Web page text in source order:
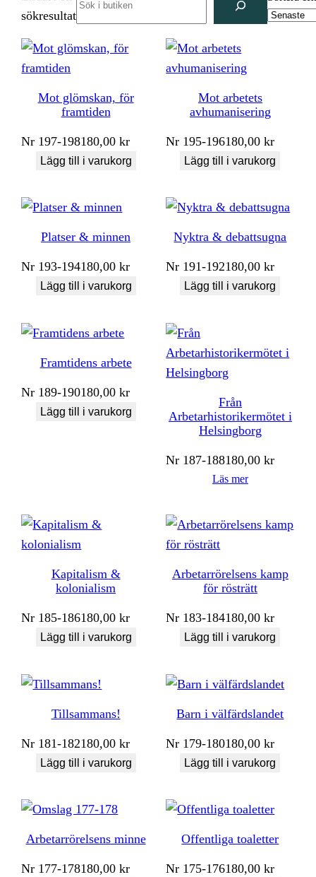
sökresultat
Mot glömskan, för
framtiden
Nr 197-198180,00kr
Lägg till i varukorg
Mot arbetets
avhumanisering
Nr 195-196180,00kr
Lägg till i varukorg
Platser & minnen
Nr 193-194180,00kr
Lägg till i varukorg
Nyktra & debattsugna
Nr 191-192180,00kr
Lägg till i varukorg
Framtidens arbete
Nr 189-190180,00kr
Lägg till i varukorg
Från
Arbetarhistorikermötet i
Helsingborg
Nr 187-188180,00kr
Läs mer
Kapitalism &
kolonialism
Nr 185-186180,00kr
Lägg till i varukorg
Arbetarrörelsens kamp
för rösträtt
Nr 183-184180,00kr
Lägg till i varukorg
Tillsammans!
Nr 181-182180,00kr
Lägg till i varukorg
Barn i välfärdslandet
Nr 179-180180,00kr
Lägg till i varukorg
Arbetarrörelsens minne
Nr 177-178180,00kr
Offentliga toaletter
Nr 175-176180,00kr